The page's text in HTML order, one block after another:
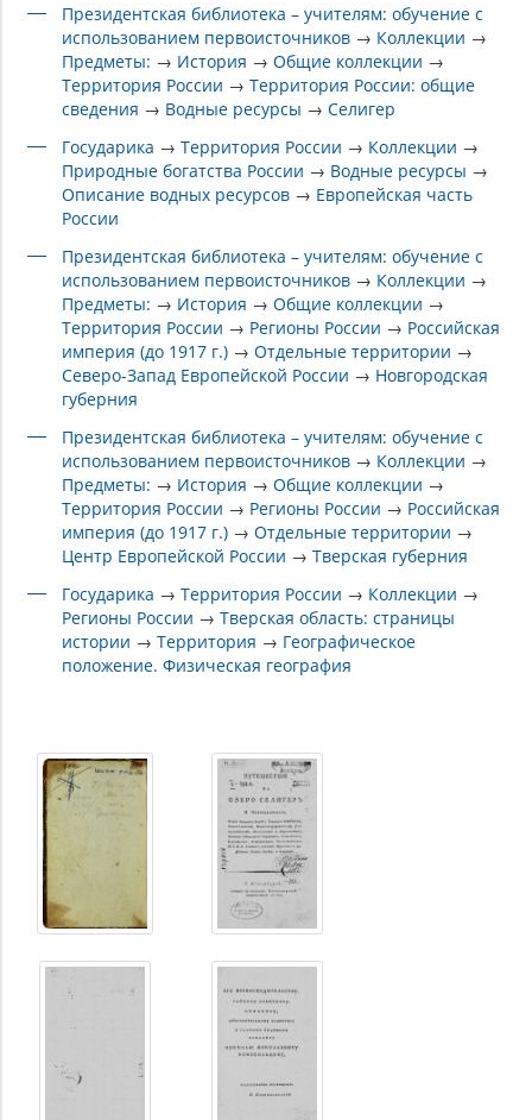
Президентская библиотека – учителям: обучение с
использованием первоисточников → Коллекции →
Предметы: → История →Общие коллекции →
Территория России →Территория России: общие
сведения → Водные ресурсы →Селигер
Государика →Территория России → Коллекции →
Природные богатства России → Водные ресурсы →
Описание водных ресурсов → Европейская часть
России
Президентская библиотека – учителям: обучение с
использованием первоисточников → Коллекции →
Предметы: → История →Общие коллекции →
Территория России → Регионы России → Российская
империя (до 1917 г.) →Отдельные территории →
Северо-Запад Европейской России → Новгородская
губерния
Президентская библиотека – учителям: обучение с
использованием первоисточников → Коллекции →
Предметы: → История →Общие коллекции →
Территория России → Регионы России → Российская
империя (до 1917 г.) →Отдельные территории →
Центр Европейской России →Тверская губерния
Государика →Территория России → Коллекции →
Регионы России →Тверская область: страницы
истории →Территория → Географическое
положение. Физическая география